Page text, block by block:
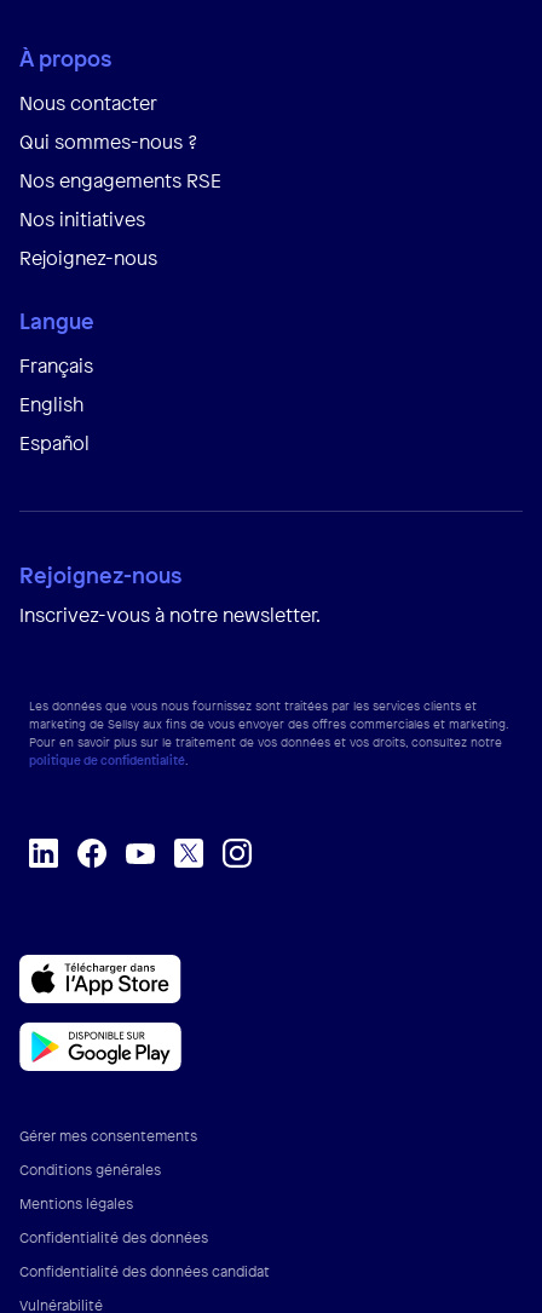
À propos
Nous contacter
Qui sommes-nous ?
Nos engagements RSE
Nos initiatives
Rejoignez-nous
Langue
Français
English
Español
Rejoignez-nous
Inscrivez-vous à notre newsletter.
Les données que vous nous fournissez sont traitées par les services clients et
marketing de Sellsy aux fins de vous envoyer des offres commerciales et marketing.
Pour en savoir plus sur le traitement de vos données et vos droits, consultez notre
politique de confidentialité.
Gérer mes consentements
Conditions générales
Mentions légales
Confidentialité des données
Confidentialité des données candidat
Vulnérabilité